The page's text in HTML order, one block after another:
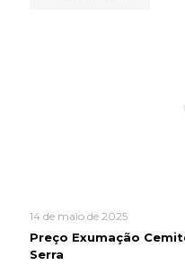
14 de maio de 2025
Preço Exumação
Serra